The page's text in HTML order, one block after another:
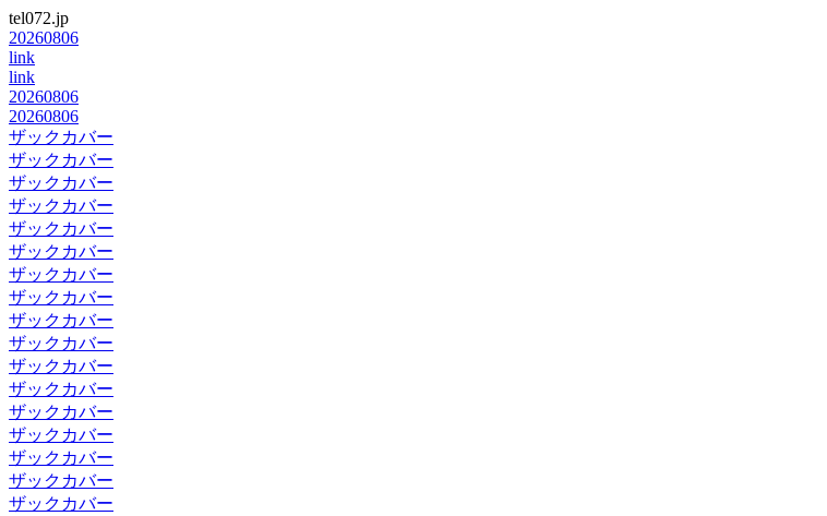
tel072.jp
20260806
link
link
20260806
20260806
ザックカバー
ザックカバー
ザックカバー
ザックカバー
ザックカバー
ザックカバー
ザックカバー
ザックカバー
ザックカバー
ザックカバー
ザックカバー
ザックカバー
ザックカバー
ザックカバー
ザックカバー
ザックカバー
ザックカバー